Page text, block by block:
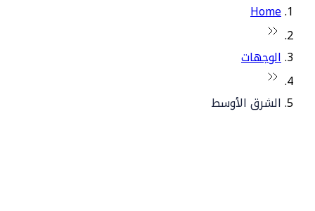
Home
الوجهات
الشرق الأوسط